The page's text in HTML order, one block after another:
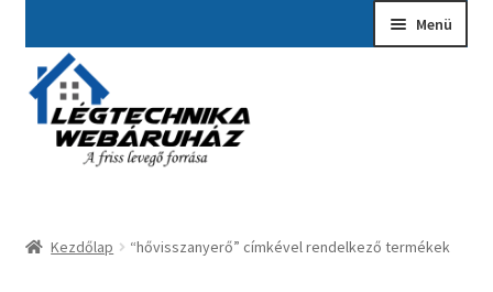
navigációhoz
tartalomba
Menü
Kezdőlap
A fiókom
Ajánlatkérés
Kezdőlap “hővisszanyerő” címkével rendelkező termékek